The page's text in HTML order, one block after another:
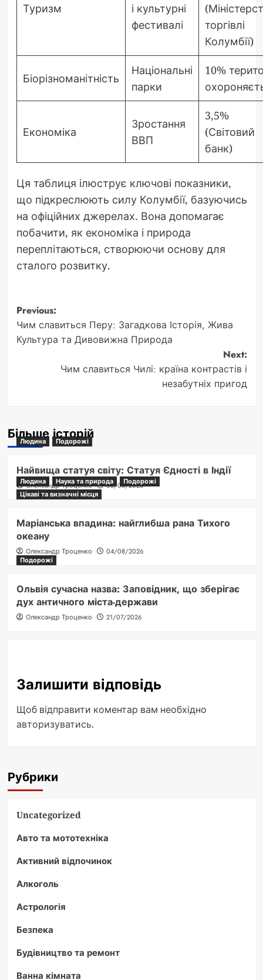
Туризм
і культурні
фестивалі
торгівлі
Колумбії)
Біорізноманітність
Національні
парки
10%
Економіка
Зростання
ВВП
3,5%
(Світовий
банк)
Ця таблиця ілюструє ключові показники,
що підкреслюють силу Колумбії, базуючись
на офіційних джерелах. Вона допомагає
побачити, як економіка і природа
переплітаються, створюючи основу для
сталого розвитку.
Post
navigation
Previous:
Чим славиться Перу: Загадкова Історія, Жива
Культура та Дивовижна Природа
Next:
Чим славиться Чилі: країна контрастів і
незабутніх пригод
Більше історій
Людина Подорожі
Найвища статуя світу: Статуя Єдності в Індії
Олександр Троценко 06/08/2026
Людина Наука та природа
Подорожі
Цікаві та визначні місця
Маріанська впадина: найглибша рана Тихого
океану
Олександр Троценко
04/08/2026
Подорожі
Ольвія сучасна назва: Заповідник, що зберігає
дух античного міста-держави
Олександр Троценко 21/07/2026
Залишити відповідь
Щоб відправити коментар вам необхідно
авторизуватись.
Рубрики
Uncategorized
Авто та мототехніка
Активний відпочинок
Алкоголь
Астрологія
Безпека
Будівництво та ремонт
Ванна кімната